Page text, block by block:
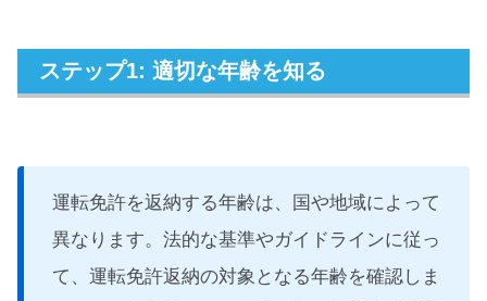
ステップ1: 適切な年齢を知る
運転免許を返納する年齢は、国や地域によって
異なります。法的な基準やガイドラインに従っ
て、運転免許返納の対象となる年齢を確認しま